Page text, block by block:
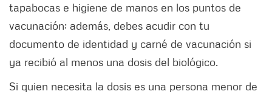
tapabocas e higiene de manos en los puntos de
vacunación; además, debes acudir con tu
documento de identidad y carné de vacunación si
ya recibió al menos una dosis del biológico.
Si quien necesita la dosis es una persona menor de